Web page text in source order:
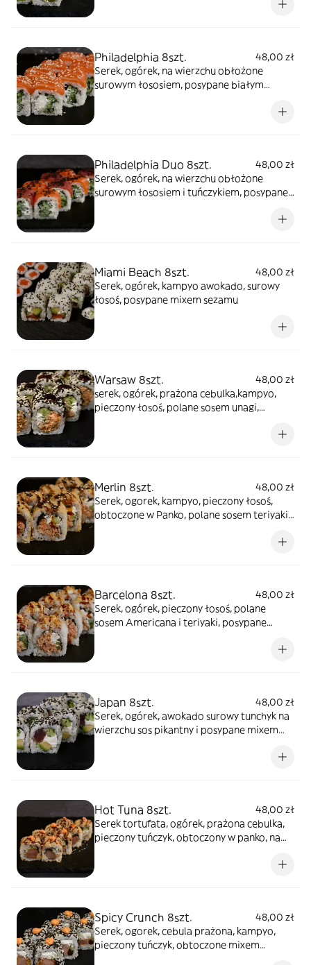
Philadelphia 8szt.
48,00 zł
Serek, ogórek, na wierzchu obłożone
surowym łososiem, posypane białym
Philadelphia Duo 8szt.
48,00 zł
Serek, ogórek, na wierzchu obłożone
surowym łososiem i tuńczykiem, posypane
Miami Beach 8szt.
48,00 zł
Serek, ogórek, kampyo awokado, surowy
łosoś, posypane mixem sezamu
Warsaw 8szt.
48,00 zł
serek, ogórek, prażona cebulka,kampyo,
pieczony łosoś, polane sosem unagi,
Merlin 8szt.
48,00 zł
Serek, ogorek, kampyo, pieczony łosoś,
obtoczone w Panko, polane sosem teriyaki,
Barcelona 8szt.
48,00 zł
Serek, ogórek, pieczony łosoś, polane
sosem Americana i teriyaki, posypane
Japan 8szt.
48,00 zł
Serek, ogórek, awokado surowy tunchyk na
wierzchu sos pikantny i posypane mixem
Hot Tuna 8szt.
48,00 zł
Serek tortufata, ogórek, prażona cebulka,
pieczony tuńczyk, obtoczony w panko, na
Spicy Crunch 8szt.
48,00 zł
Serek, ogorek, cebula prażona, kampyo,
pieczony tuńczyk, obtoczone mixem